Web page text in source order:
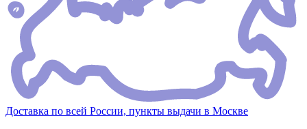
Доставка по всей России, пункты выдачи в Москве